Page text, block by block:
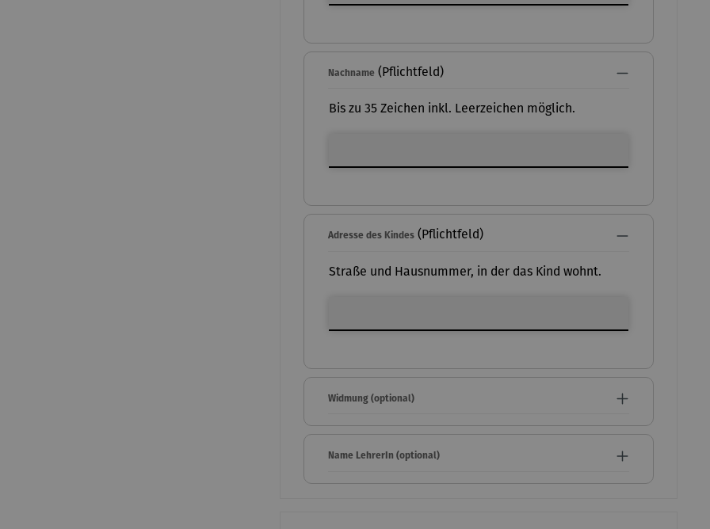
Nachname (Pflichtfeld)
Bis zu 35 Zeichen inkl. Leerzeichen möglich.
Adresse des Kindes(Pflichtfeld)
Straße und Hausnummer, in der das Kind wohnt.
Widmung (optional)
Name LehrerIn (optional)